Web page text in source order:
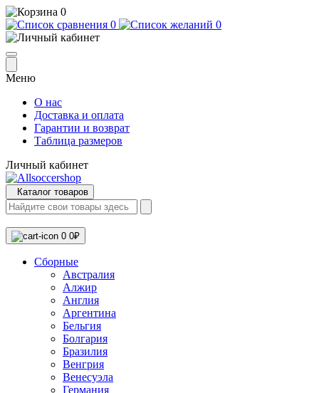
0
0
0
Меню
О нас
Доставка и оплата
Гарантии и возврат
Таблица размеров
Личный кабинет
Каталог товаров
0 0₽
Сборные
Австралия
Алжир
Англия
Аргентина
Бельгия
Болгария
Бразилия
Венгрия
Венесуэла
Германия